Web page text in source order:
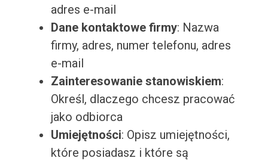
adres e-mail
Dane kontaktowe firmy: Nazwa
firmy, adres, numer telefonu, adres
e-mail
Zainteresowanie stanowiskiem:
Określ, dlaczego chcesz pracować
jako odbiorca
Umiejętności: Opisz umiejętności,
które posiadasz i które są